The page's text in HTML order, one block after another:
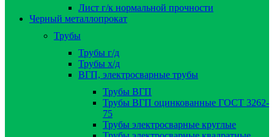
Лист г/к нормальной прочности
Черный металлопрокат
Трубы
Трубы г/д
Трубы х/д
ВГП, электросварные трубы
Трубы ВГП
Трубы ВГП оцинкованные ГОСТ 3262-
75
Трубы электросварные круглые